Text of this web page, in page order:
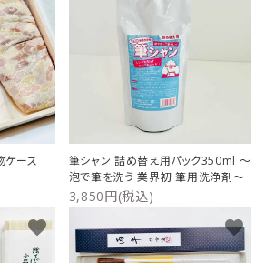
ース
筆シャン 詰め替え用パック350ml ～
泡で筆を洗う 業界初 筆用洗浄剤～
3,850円(税込)
favorite favorite